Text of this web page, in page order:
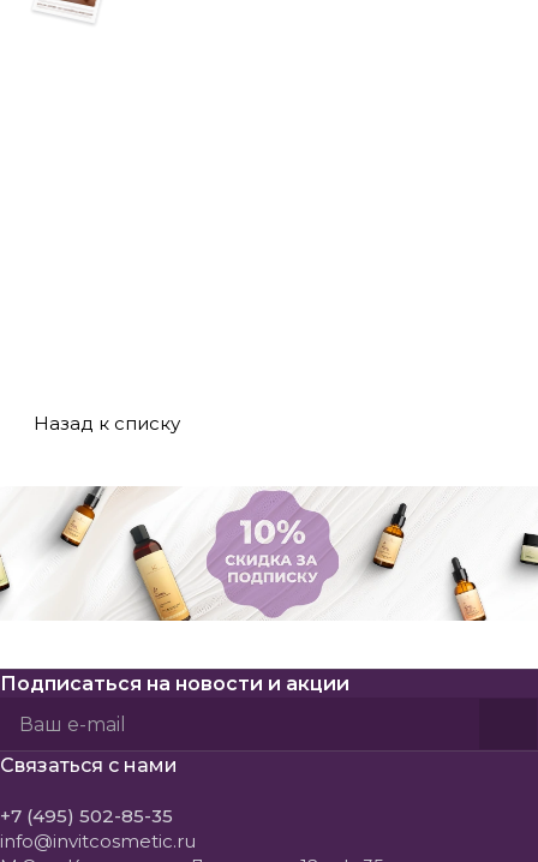
Назад к списку
Подписаться на новости и акции
Политикой конфиденциальности
Связаться с нами
+7 (495) 502-85-35
info@invitcosmetic.ru